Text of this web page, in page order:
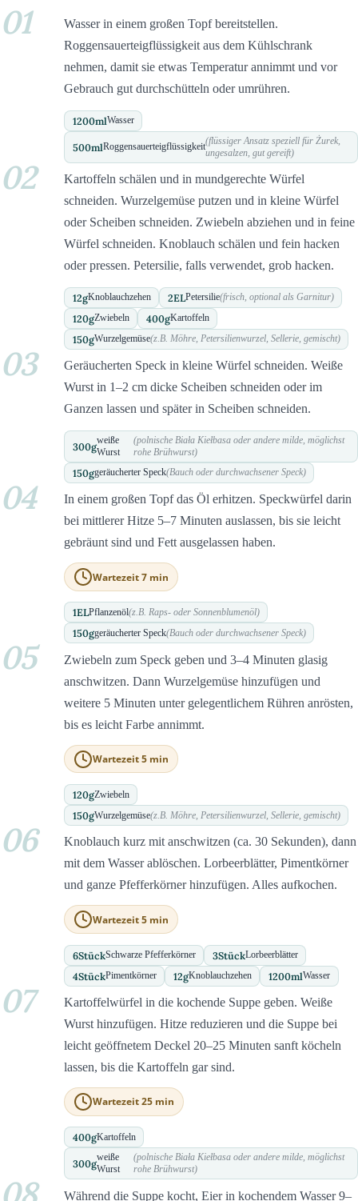
01
Wasser in einem großen Topf bereitstellen.
Roggensauerteigflüssigkeit aus dem Kühlschrank
nehmen, damit sie etwas Temperatur annimmt und vor
Gebrauch gut durchschütteln oder umrühren.
1200mlWasser
500mlRoggensauerteigflüssigkeit
(flüssiger Ansatz speziell für Żurek,
ungesalzen, gut gereift)
02
Kartoffeln schälen und in mundgerechte Würfel
schneiden. Wurzelgemüse putzen und in kleine Würfel
oder Scheiben schneiden. Zwiebeln abziehen und in feine
Würfel schneiden. Knoblauch schälen und fein hacken
oder pressen. Petersilie, falls verwendet, grob hacken.
12gKnoblauchzehen 2ELPetersilie(frisch, optional als Garnitur)
120gZwiebeln 400gKartoffeln
150gWurzelgemüse(z.B. Möhre, Petersilienwurzel, Sellerie, gemischt)
03
Geräucherten Speck in kleine Würfel schneiden. Weiße
Wurst in 1–2 cm dicke Scheiben schneiden oder im
Ganzen lassen und später in Scheiben schneiden.
300gweiße
Wurst
(polnische Biała Kiełbasa oder andere milde, möglichst
rohe Brühwurst)
150ggeräucherter Speck(Bauch oder durchwachsener Speck)
04
In einem großen Topf das Öl erhitzen. Speckwürfel darin
bei mittlerer Hitze 5–7 Minuten auslassen, bis sie leicht
gebräunt sind und Fett ausgelassen haben.
Wartezeit 7 min
1ELPflanzenöl(z.B. Raps- oder Sonnenblumenöl)
150ggeräucherter Speck(Bauch oder durchwachsener Speck)
05
Zwiebeln zum Speck geben und 3–4 Minuten glasig
anschwitzen. Dann Wurzelgemüse hinzufügen und
weitere 5 Minuten unter gelegentlichem Rühren anrösten,
bis es leicht Farbe annimmt.
Wartezeit 5 min
120gZwiebeln
150gWurzelgemüse(z.B. Möhre, Petersilienwurzel, Sellerie, gemischt)
06
Knoblauch kurz mit anschwitzen (ca. 30 Sekunden), dann
mit dem Wasser ablöschen. Lorbeerblätter, Pimentkörner
und ganze Pfefferkörner hinzufügen. Alles aufkochen.
Wartezeit 5 min
6StückSchwarze Pfefferkörner 3StückLorbeerblätter
4StückPimentkörner 12gKnoblauchzehen 1200mlWasser
07
Kartoffelwürfel in die kochende Suppe geben. Weiße
Wurst hinzufügen. Hitze reduzieren und die Suppe bei
leicht geöffnetem Deckel 20–25 Minuten sanft köcheln
lassen, bis die Kartoffeln gar sind.
Wartezeit 25 min
400gKartoffeln
300gweiße
Wurst
(polnische Biała Kiełbasa oder andere milde, möglichst
rohe Brühwurst)
Während die Suppe kocht, Eier in kochendem Wasser 9–